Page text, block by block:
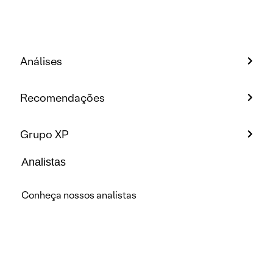
Análises
Recomendações
Grupo XP
Analistas
Conheça nossos analistas